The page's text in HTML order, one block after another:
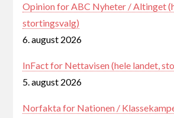
Opinion for ABC Nyheter / Altinget
stortingsvalg)
6. august 2026
InFact for Nettavisen (hele landet,
5. august 2026
Norfakta for Nationen /